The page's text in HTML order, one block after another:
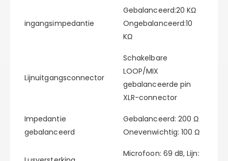
ingangsimpedantie
Gebalanceerd:20 KΩ
Ongebalanceerd:10
KΩ
Lijnuitgangsconnector
Schakelbare
LOOP/MIX
gebalanceerde pin
XLR-connector
Impedantie
gebalanceerd
Gebalanceerd: 200 Ω
Onevenwichtig: 100 Ω
Microfoon: 69 dB, Lijn: